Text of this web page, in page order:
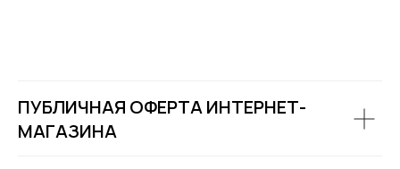
ПУБЛИЧНАЯ ОФЕРТА ИНТЕРНЕТ-
МАГАЗИНА